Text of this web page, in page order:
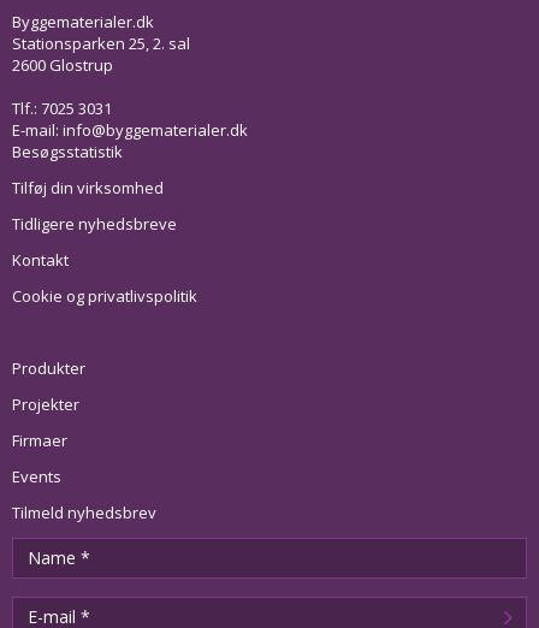
Byggematerialer.dk
Stationsparken 25, 2. sal
2600 Glostrup
Tlf.: 7025 3031
E-mail: info@byggematerialer.dk
Besøgsstatistik
Tilføj din virksomhed
Tidligere nyhedsbreve
Kontakt
Cookie og privatlivspolitik
Produkter
Projekter
Firmaer
Events
Tilmeld nyhedsbrev